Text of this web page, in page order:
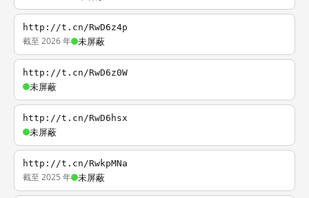
http://t.cn/RwD6z4p
截至 2026 年 未屏蔽
http://t.cn/RwD6z0W
未屏蔽
http://t.cn/RwD6hsx
未屏蔽
http://t.cn/RwkpMNa
截至 2025 年 未屏蔽